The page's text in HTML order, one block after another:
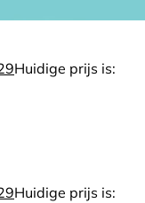
Huidige prijs is:
Huidige prijs is: